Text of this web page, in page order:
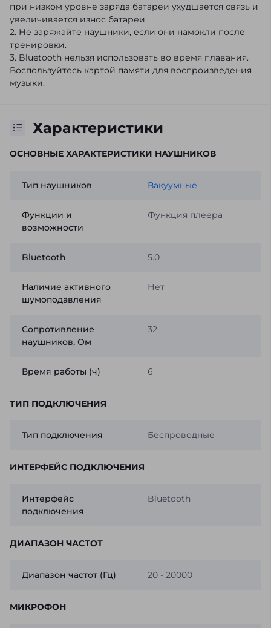
при низком уровне заряда батареи ухудшается связь и
увеличивается износ батареи.
2. Не заряжайте наушники, если они намокли после
тренировки.
3. Bluetooth нельзя использовать во время плавания.
Воспользуйтесь картой памяти для воспроизведения
музыки.
Характеристики
ОСНОВНЫЕ ХАРАКТЕРИСТИКИ НАУШНИКОВ
Тип наушников Вакуумные
Функции и
возможности
Функция плеера
Bluetooth 5.0
Наличие активного
шумоподавления
Нет
Сопротивление
наушников, Ом
32
Время работы (ч) 6
ТИП ПОДКЛЮЧЕНИЯ
Тип подключения Беспроводные
ИНТЕРФЕЙС ПОДКЛЮЧЕНИЯ
Интерфейс
подключения
Bluetooth
ДИАПАЗОН ЧАСТОТ
Диапазон частот (Гц) 20 - 20000
МИКРОФОН